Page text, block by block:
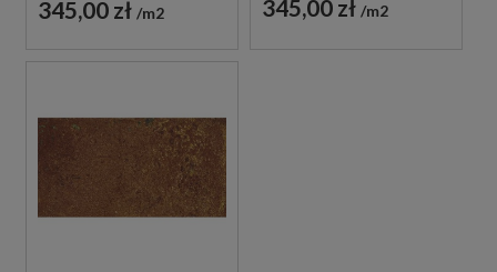
345,00 zł m2 345,00 zł m2